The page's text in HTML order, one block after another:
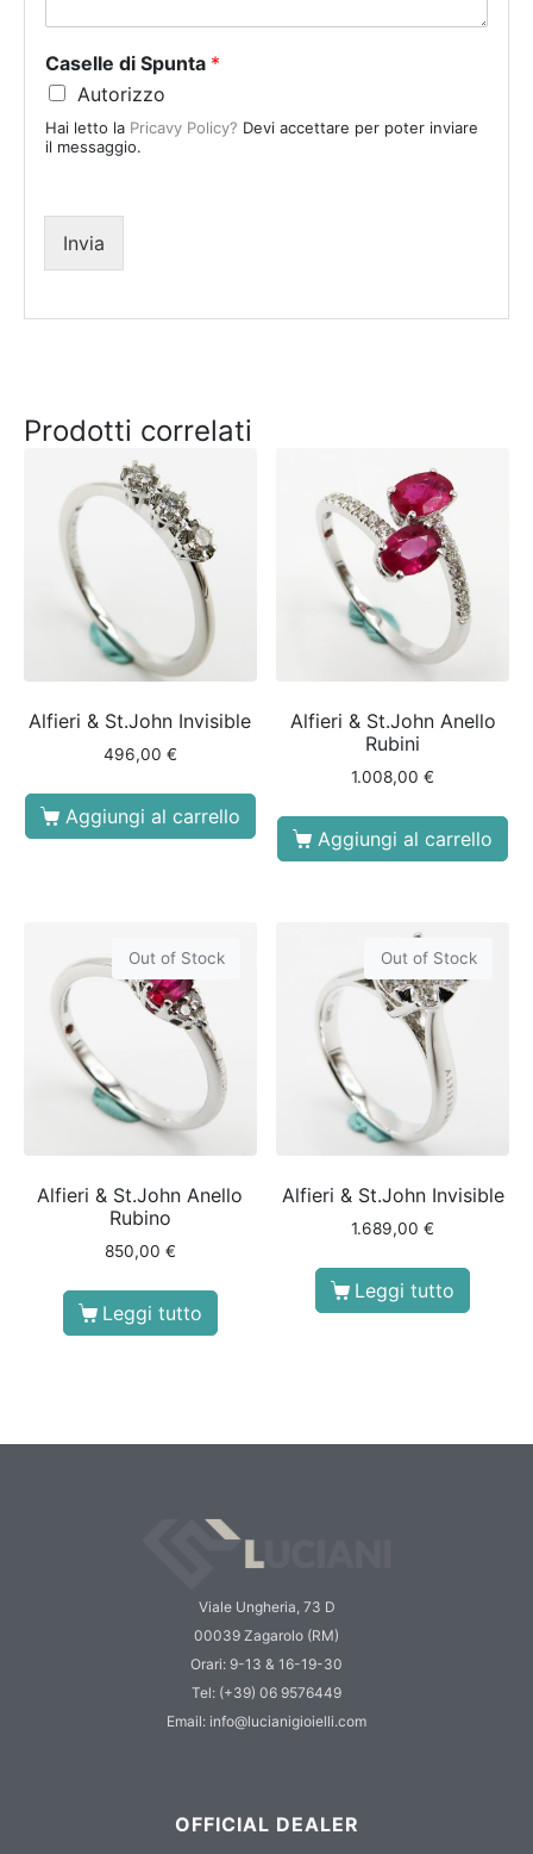
t
e
s
+
Caselle di Spunta *
Autorizzo
Hai letto la Pricavy Policy? Devi accettare per poter inviare
il messaggio.
Invia
Prodotti correlati
Alfieri & St.John Invisible
496,00 €
Aggiungi al carrello
Alfieri & St.John Anello
Rubini
1.008,00€
Aggiungi al carrello
Out of Stock
Alfieri & St.John Anello
Rubino
850,00 €
Leggi tutto
Out of Stock
Alfieri & St.John Invisible
1.689,00€
Leggi tutto
Viale Ungheria, 73 D
00039 Zagarolo (RM)
Orari: 9-13 & 16-19-30
Tel: (+39) 06 9576449
Email: info@lucianigioielli.com
OFFICIAL DEALER